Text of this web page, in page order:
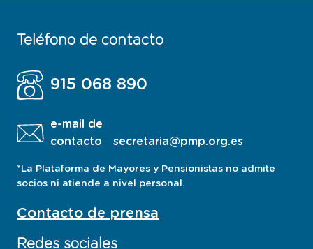
Teléfono de contacto
915 068 890
e-mail de
contacto
secretaria@pmp.org.es
*La Plataforma de Mayores y Pensionistas no admite
socios ni atiende a nivel personal.
Contacto de prensa
Redes sociales